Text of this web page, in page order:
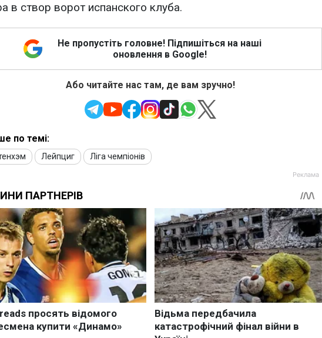
в створ ворот испанского клуба.
Не пропустіть головне! Підпишіться на наші
оновлення в Google!
Або читайте нас там, де вам зручно!
по темі:
Лейпциг Ліга чемпіонів